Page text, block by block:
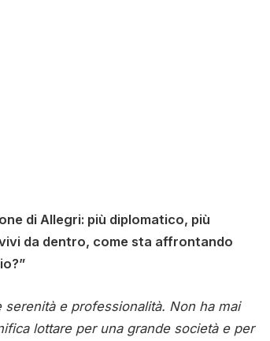
di Allegri: più diplomatico, più
da dentro, come sta affrontando
e professionalità. Non ha mai
lottare per una grande società e per